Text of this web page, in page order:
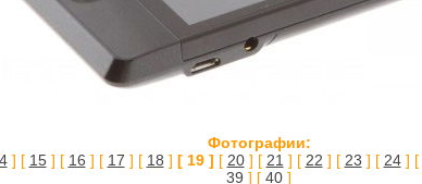
Фотографии:
] [ 15] [ 16 ] [ 17 ] [ 18 ] [ 19 ] [ 20] [ 21 ] [ 22 ] [ 23 ] [ 24] [
39 ] [ 40 ]